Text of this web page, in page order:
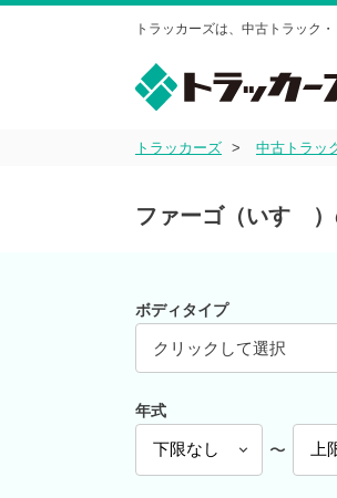
トラッカーズは、中古トラック
トラッカーズ 中古トラッ
ファーゴ（いすゞ
ボディタイプ
クリックして選択
年式
〜